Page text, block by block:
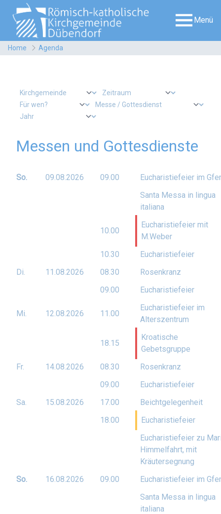
Menü
Home Agenda
Messen und Gottesdienste
So. 09.08.2026 09.00
Eucharistiefeier im
Santa Messa in lingua
italiana
10.00
Eucharistiefeier mit
M.Weber
10.30
Eucharistiefeier
Di.
11.08.2026 08.30
Rosenkranz
09.00
Eucharistiefeier
Mi. 12.08.2026 11.00
Eucharistiefeier im
Alterszentrum
18.15
Kroatische
Gebetsgruppe
Fr.
14.08.2026 08.30
Rosenkranz
09.00
Eucharistiefeier
Sa.
15.08.2026 17.00
Beichtgelegenheit
18.00
Eucharistiefeier
Eucharistiefeier zu
Himmelfahrt, mit
Kräutersegnung
So.
16.08.2026 09.00
Eucharistiefeier im
Santa Messa in lingua
italiana